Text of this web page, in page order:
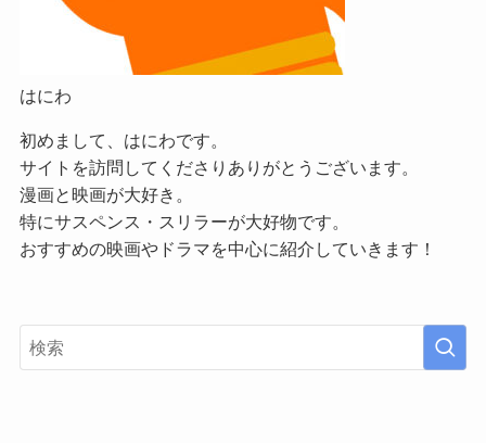
はにわ
初めまして、はにわです。
サイトを訪問してくださりありがとうございます。
漫画と映画が大好き。
特にサスペンス・スリラーが大好物です。
おすすめの映画やドラマを中心に紹介していきます！